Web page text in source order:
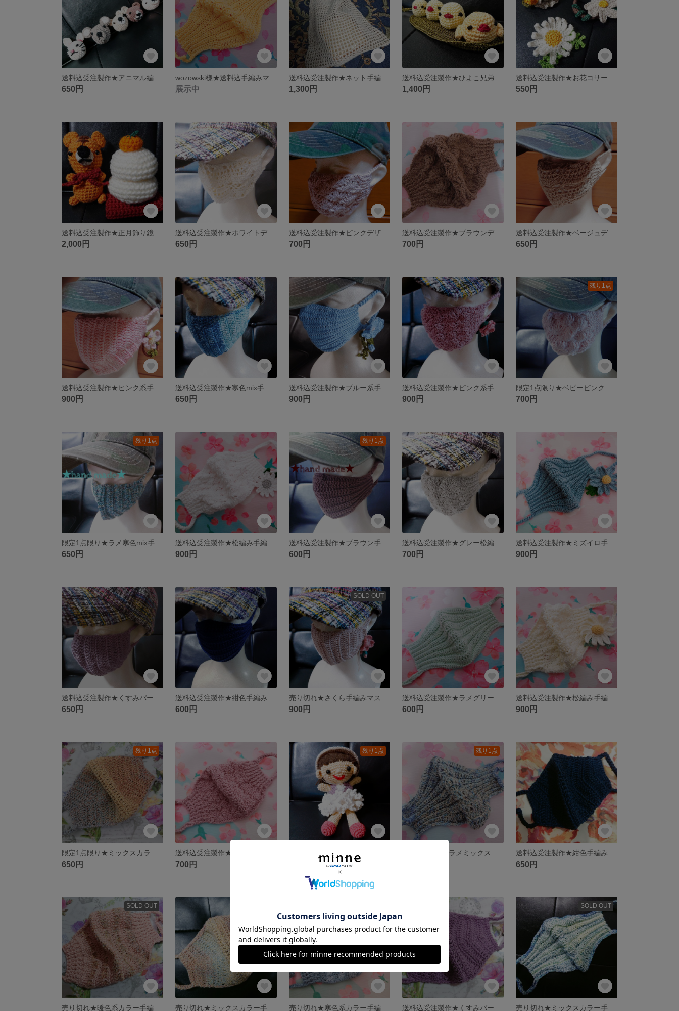
650円 展示中 1,300円 1,400円 550円
2,000円
送料込受注製作★ホワイトデザイン手編みマスク
650円
送料込受注製作★ピンクデザイン手編みマスク
700円 700円 650円
900円 650円 900円 900円
残り1点
700円
残り1点
650円 900円
残り1点
600円 700円 900円
650円 600円
SOLD OUT
900円 600円 900円
残り1点
650円 700円
残り1点
送料込★手編みドール人形
残り1点
650円
SOLD OUT SOLD OUT